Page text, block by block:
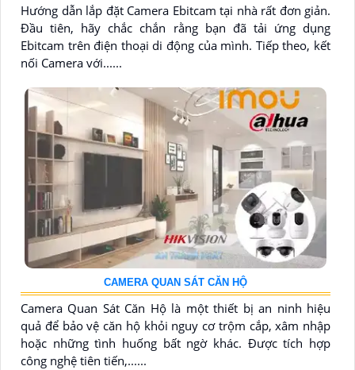
Hướng dẫn lắp đặt Camera Ebitcam tại nhà rất đơn giản.
Đầu tiên, hãy chắc chắn rằng bạn đã tải ứng dụng
Ebitcam trên điện thoại di động của mình. Tiếp theo, kết
nối Camera với......
CAMERA QUAN SÁT CĂN HỘ
Camera Quan Sát Căn Hộ là một thiết bị an ninh hiệu
quả để bảo vệ căn hộ khỏi nguy cơ trộm cắp, xâm nhập
hoặc những tình huống bất ngờ khác. Được tích hợp
công nghệ tiên tiến,......